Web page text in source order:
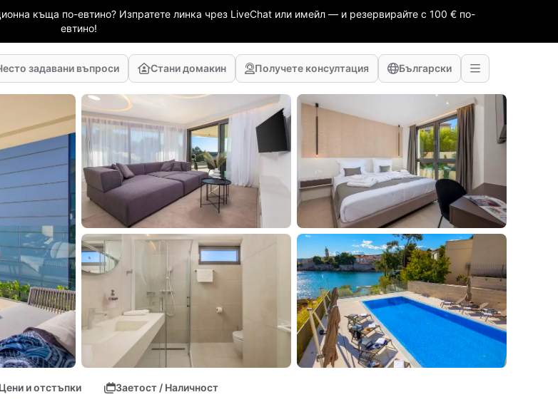
къща по-евтино? Изпратете линка чрез LiveChat или имейл — и резервирайте с 100 € по-
евтино!
задавани въпроси Стани домакин Получете консултация Български
Цени и отстъпки Заетост / Наличност